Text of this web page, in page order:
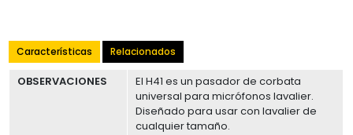
Características Relacionados
OBSERVACIONES
El H41 es un pasador de corbata
universal para micrófonos lavalier.
Diseñado para usar con lavalier de
cualquier tamaño.